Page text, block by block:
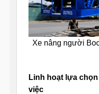
Xe nâng người
Linh hoạt lựa
việc